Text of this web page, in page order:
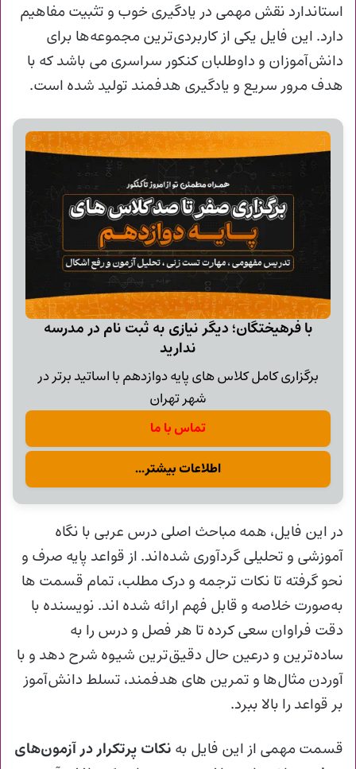
استاندارد نقش مهمی در یادگیری خوب و تثبیت مفاهیم
دارد. این فایل یکی از کاربردی‌ترین مجموعه‌ها برای
دانش‌آموزان و داوطلبان کنکور سراسری می باشد که با
هدف مرور سریع و یادگیری هدفمند تولید شده است.
با فرهیختگان؛ دیگر نیازی به ثبت نام در مدرسه
ندارید
برگزاری کامل کلاس های پایه دوازدهم با اساتید برتر در
شهر تهران
تماس با ما
اطلاعات بیشتر...
در این فایل، همه مباحث اصلی درس عربی با نگاه
آموزشی و تحلیلی گردآوری شده‌اند. از قواعد پایه‌ صرف و
نحو گرفته تا نکات ترجمه و درک مطلب، تمام قسمت ها
به‌صورت خلاصه و قابل‌ فهم ارائه شده‌ اند. نویسنده با
دقت فراوان سعی کرده تا هر فصل و درس را به
ساده‌ترین و درعین‌ حال دقیق‌ترین شیوه شرح دهد و با
آوردن مثال‌ها و تمرین‌ های هدفمند، تسلط دانش‌آموز
بر قواعد را بالا ببرد.
قسمت مهمی از این فایل به نکات پرتکرار در آزمون‌های